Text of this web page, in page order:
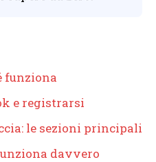
funziona
e registrarsi
le sezioni principali
davvero